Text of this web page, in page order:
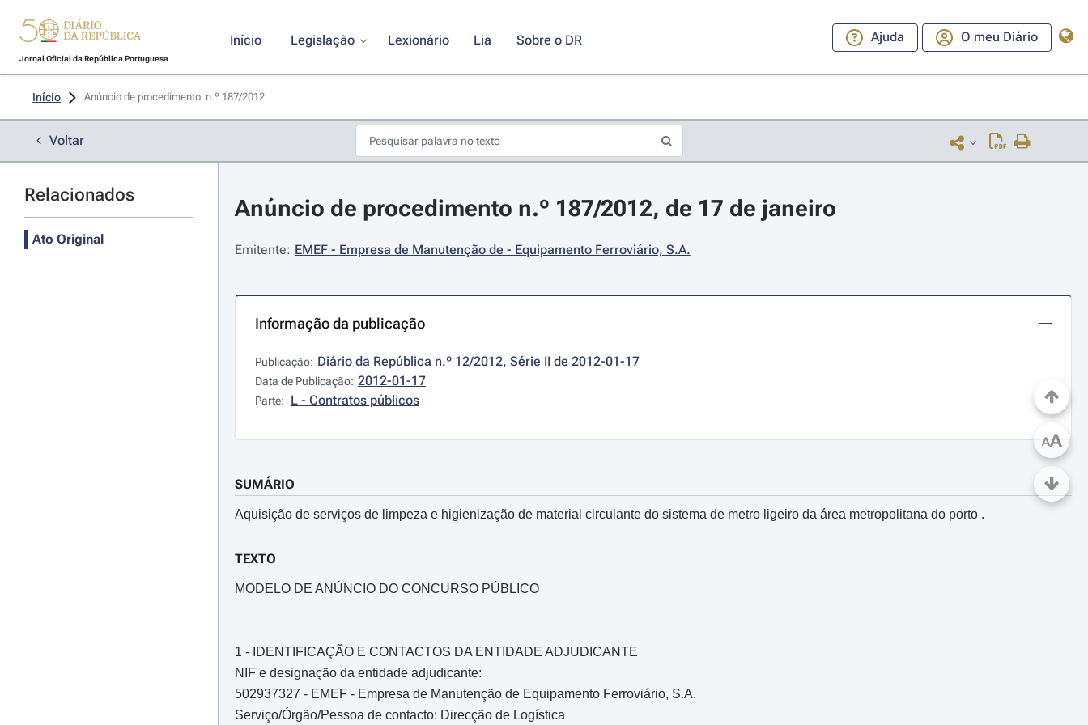
Jornal Oficial da República Portuguesa
Início Legislação Lexionário Lia Sobre o DR Ajuda O meu Diário
Início Anúncio de procedimento  n.º 187/2012
Voltar
Relacionados
Ato Original
Anúncio de procedimento n.º 187/2012, de 17 de janeiro
Emitente: EMEF - Empresa de Manutenção de - Equipamento Ferroviário, S.A.
Informação da publicação
Publicação: Diário da República n.º 12/2012, Série II de 2012-01-17
Data de Publicação: 2012-01-17
Parte: L - Contratos públicos
SUMÁRIO
Aquisição de serviços de limpeza e higienização de material circulante do sistema de metro ligeiro da área metropolitana do porto .
TEXTO
MODELO DE ANÚNCIO DO CONCURSO PÚBLICO
1 - IDENTIFICAÇÃO E CONTACTOS DA ENTIDADE ADJUDICANTE
NIF e designação da entidade adjudicante:
502937327 - EMEF - Empresa de Manutenção de Equipamento Ferroviário, S.A.
Serviço/Órgão/Pessoa de contacto: Direcção de Logística
AA